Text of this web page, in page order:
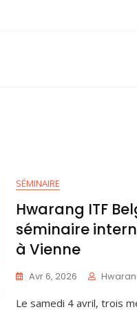
SÉMINAIRE
Hwarang ITF
séminaire
à Vienne
Avr 6, 2026
Le samedi 4 avril, trois